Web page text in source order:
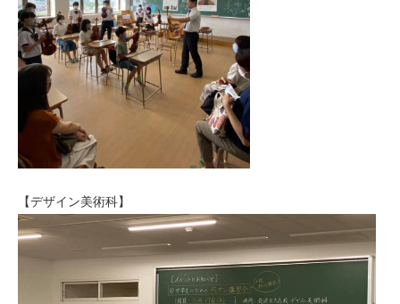
【デザイン美術科】